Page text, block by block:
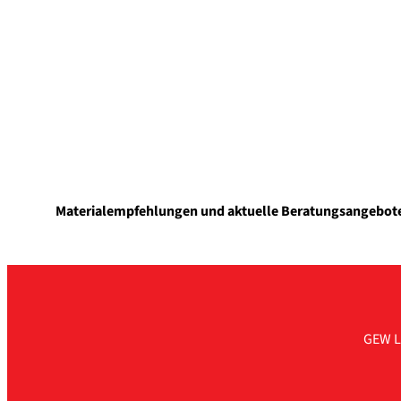
Mate­ri­al­emp­feh­lun­gen und aktu­el­le
GEW